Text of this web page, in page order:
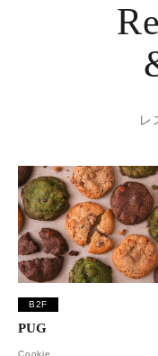
レ
B2F
PUG
Cookie